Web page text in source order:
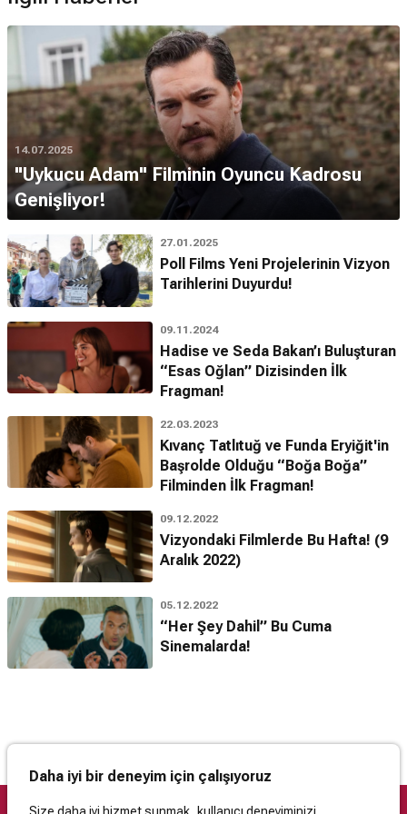
14.07.2025
"Uykucu Adam" Filminin Oyuncu Kadrosu
Genişliyor!
27.01.2025
Poll Films Yeni Projelerinin Vizyon
Tarihlerini Duyurdu!
09.11.2024
Hadise ve Seda Bakan’ı Buluşturan
“Esas Oğlan” Dizisinden İlk
Fragman!
22.03.2023
Kıvanç Tatlıtuğ ve Funda Eryiğit'in
Başrolde Olduğu “Boğa Boğa”
Filminden İlk Fragman!
09.12.2022
Vizyondaki Filmlerde Bu Hafta! (9
Aralık 2022)
05.12.2022
“Her Şey Dahil” Bu Cuma
Sinemalarda!
Daha iyi bir deneyim için çalışıyoruz